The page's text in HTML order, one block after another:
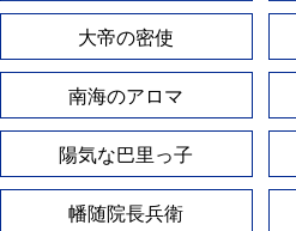
大帝の密使
南海のアロマ
陽気な巴里っ子
幡随院長兵衛